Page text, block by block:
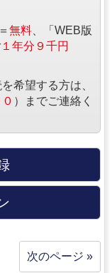
無料 、「WEB版
１年分９千円
希望する方は、
）までご連絡く
次のページ »